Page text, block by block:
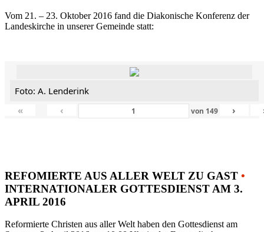
Vom 21. – 23. Oktober 2016 fand die Diakonische Konferenz der
Landeskirche in unserer Gemeinde statt:
Foto: A. Lenderink
«
‹ von 149 ›
REFOMIERTE AUS ALLER WELT ZU GAST •
INTERNATIONALER GOTTESDIENST AM 3.
APRIL 2016
Reformierte Christen aus aller Welt haben den Gottesdienst am